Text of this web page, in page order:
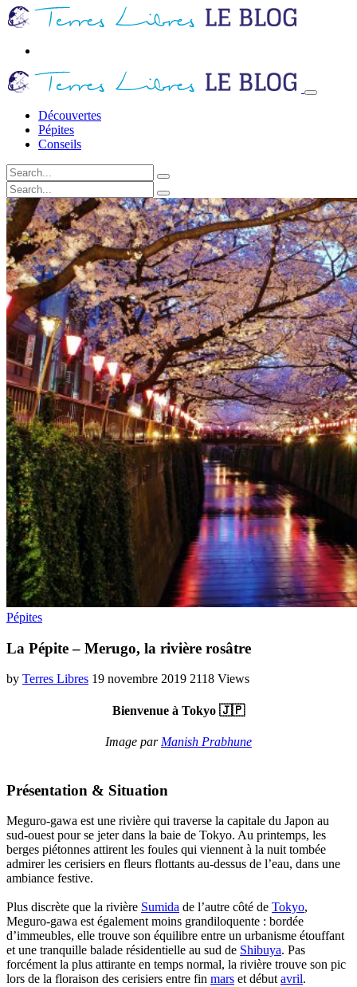
Découvertes
Pépites
Conseils
Pépites
La Pépite – Merugo, la rivière rosâtre
by Terres Libres 19 novembre 2019 2118 Views
Bienvenue à Tokyo 🇯🇵
Image par Manish Prabhune
Présentation & Situation
Meguro-gawa est une rivière qui traverse la capitale du Japon au
sud-ouest pour se jeter dans la baie de Tokyo. Au printemps, les
berges piétonnes attirent les foules qui viennent à la nuit tombée
admirer les cerisiers en fleurs flottants au-dessus de l’eau, dans une
ambiance festive.
Plus discrète que la rivière Sumida de l’autre côté de Tokyo,
Meguro-gawa est également moins grandiloquente : bordée
d’immeubles, elle trouve son équilibre entre un urbanisme étouffant
et une tranquille balade résidentielle au sud de Shibuya. Pas
forcément la plus attirante en temps normal, la rivière trouve son pic
lors de la floraison des cerisiers entre fin mars et débutavril.